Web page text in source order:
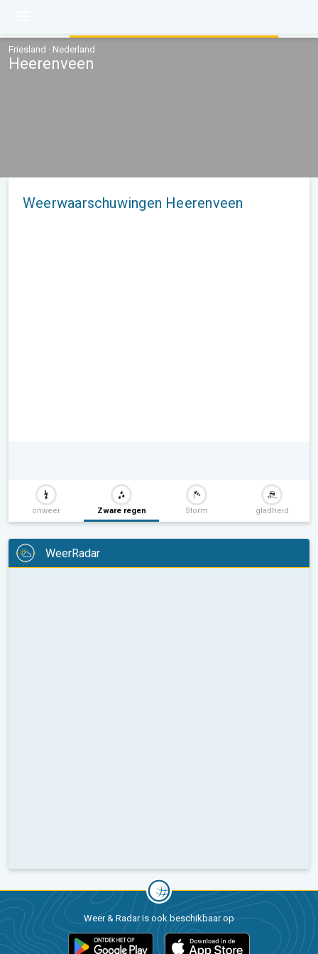
Friesland · Nederland
Heerenveen
Weerwaarschuwingen Heerenveen
onweer Zware regen Storm gladheid
WeerRadar
Weer & Radar is ook beschikbaar op